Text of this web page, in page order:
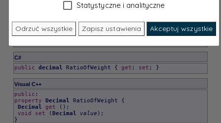
Statystyczne i analityczne
Odrzuć wszystkie Zapisz ustawienia Akceptuj wszystkie